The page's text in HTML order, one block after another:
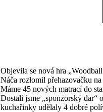
Objevila se nová hra
Náča rozlomil přehazovačku
Máme 45 nových matrací do
Dostali jsme „sponzorský
kuchařinky udělaly 4 dobré